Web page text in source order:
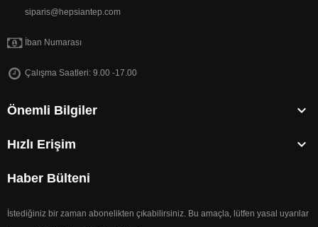
siparis@hepsiantep.com
İban Numarası
Çalışma Saatleri: 9.00 -17.00
Önemli Bilgiler 
Hızlı Erişim 
Haber Bülteni
İstediğiniz bir zaman abonelikten çıkabilirsiniz. Bu amaçla, lütfen yasal uyarılar